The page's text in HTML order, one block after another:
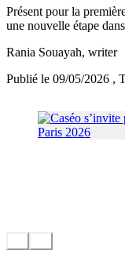
Présent pour la
une nouvelle étape
Rania Souayah, writer
Publié le 09/05/2026 ,